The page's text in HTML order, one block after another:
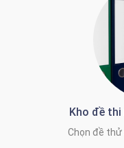
Kho đề thi
Chọn đề